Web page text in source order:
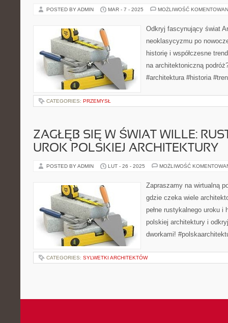
POSTED BY ADMIN MAR - 7 - 2025 MOŻLIWOŚĆ
Odkryj fascynujący świat
neoklasycyzmu po
historię i współczesne
na architektoniczną
#architektura #historia
CATEGORIES: PRZEMYSŁ
ZAGŁĘB SIĘ W ŚWIAT WILLE:
UROK POLSKIEJ ARCHITEKTURY
POSTED BY ADMIN LUT - 26 - 2025 MOŻLIWOŚĆ
Zapraszamy na wirtualną
gdzie czeka wiele
pełne rustykalnego uroku i
polskiej architektury i
dworkami!
CATEGORIES: SYLWETKI ARCHITEKTÓW